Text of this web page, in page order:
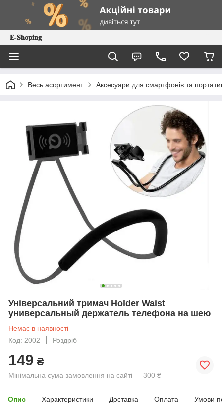
𝐄-𝐒𝐡𝐨𝐩𝐢𝐧𝐠
Весь асортимент Аксесуари для смартфонів та
Універсальний тримач Holder Waist
универсальный держатель телефона на шею
Немає в наявності
Код: 2002
Роздріб
149 ₴
Мінімальна сума замовлення на сайті — 300 ₴
Опис Характеристики Доставка Оплата Умови